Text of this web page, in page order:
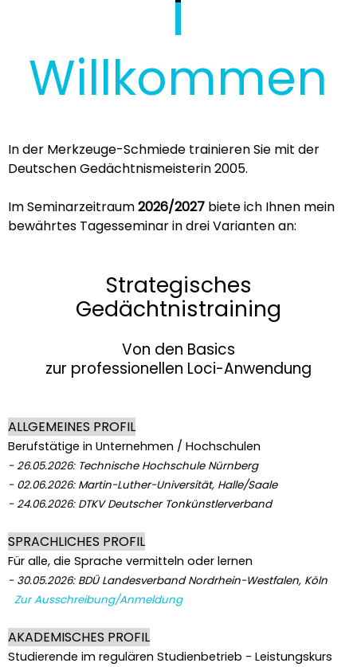
Willkommen
In der Merkzeuge-Schmiede trainieren Sie mit der
Deutschen Gedächtnismeisterin 2005.
Im Seminarzeitraum2026/2027 biete ich Ihnen mein
bewährtes Tagesseminar in drei Varianten an:
Strategisches
Gedächtnistraining
Von den Basics
zur professionellen Loci-Anwendung
ALLGEMEINES PROFIL
Berufstätige in Unternehmen / Hochschulen
- 26.05.2026: Technische Hochschule Nürnberg
- 02.06.2026: Martin-Luther-Universität, Halle/Saale
- 24.06.2026: DTKV Deutscher Tonkünstlerverband
SPRACHLICHES PROFIL
Für alle, die Sprache vermitteln oder lernen
- 30.05.2026: BDÜ Landesverband Nordrhein-Westfalen, Köln
Zur Ausschreibung/Anmeldung
AKADEMISCHES PROFIL
Studierende im regulären Studienbetrieb - Leistungskurs